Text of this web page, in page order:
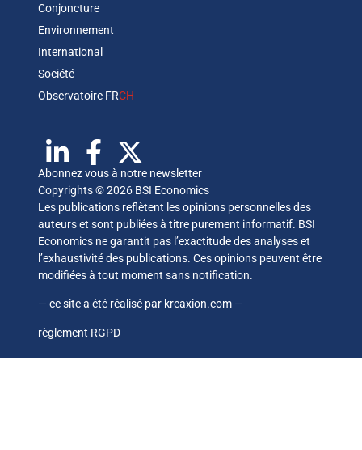
Conjoncture
Environnement
International
Société
Observatoire FRCH
Abonnez vous à notre newsletter
Copyrights © 2026 BSI Economics
Les publications reflètent les opinions personnelles des
auteurs et sont publiées à titre purement informatif. BSI
Economics ne garantit pas l’exactitude des analyses et
l’exhaustivité des publications. Ces opinions peuvent être
modifiées à tout moment sans notification.
— ce site a été réalisé par kreaxion.com —
règlement RGPD